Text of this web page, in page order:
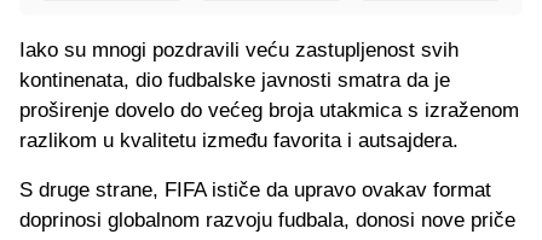
Iako su mnogi pozdravili veću zastupljenost svih
kontinenata, dio fudbalske javnosti smatra da je
proširenje dovelo do većeg broja utakmica s izraženom
razlikom u kvalitetu između favorita i autsajdera.
S druge strane, FIFA ističe da upravo ovakav format
doprinosi globalnom razvoju fudbala, donosi nove priče